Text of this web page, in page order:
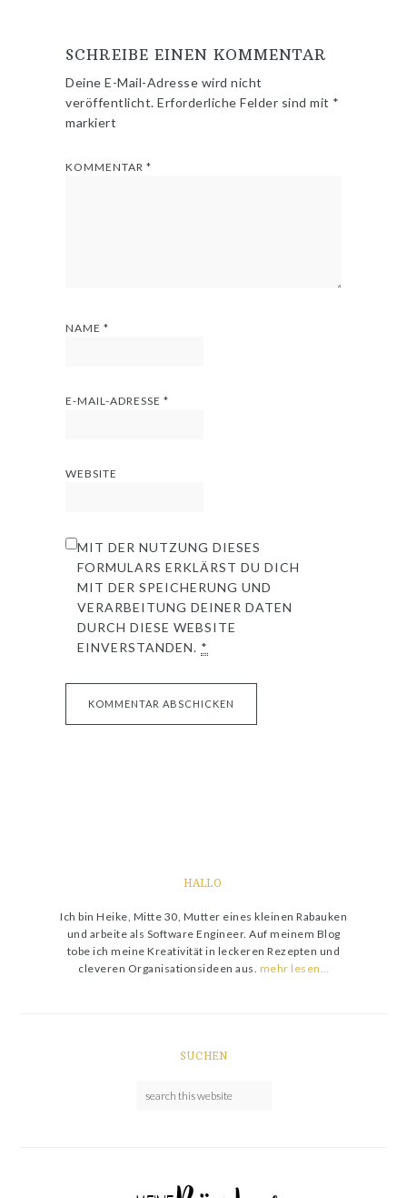
SCHREIBE EINEN KOMMENTAR
Deine E-Mail-Adresse wird nicht
veröffentlicht. Erforderliche Felder sind mit *
markiert
KOMMENTAR*
NAME*
E-MAIL-ADRESSE*
WEBSITE
MIT DER NUTZUNG DIESES
FORMULARS ERKLÄRST DU DICH
MIT DER SPEICHERUNG UND
VERARBEITUNG DEINER DATEN
DURCH DIESE WEBSITE
EINVERSTANDEN. *
HALLO
Ich bin Heike, Mitte 30, Mutter eines kleinen Rabauken
und arbeite als Software Engineer. Auf meinem Blog
tobe ich meine Kreativität in leckeren Rezepten und
cleveren Organisationsideen aus. mehr lesen…
SUCHEN